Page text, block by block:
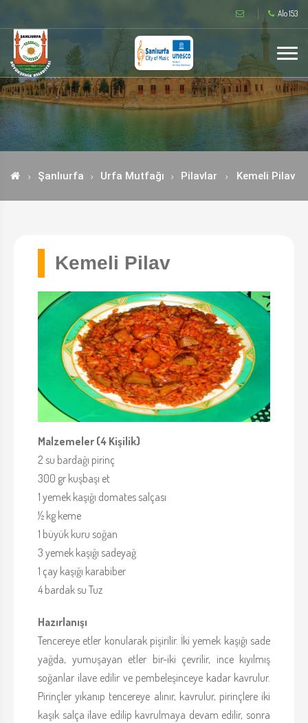
Alo 153
Şanlıurfa Urfa Mutfağı Pilavlar Kemeli Pilav
Kemeli Pilav
Malzemeler (4 Kişilik)
2 su bardağı pirinç
300 gr kuşbaşı et
1 yemek kaşığı domates salçası
½ kg keme
1 büyük kuru soğan
3 yemek kaşığı sadeyağ
1 çay kaşığı karabiber
4 bardak su Tuz
Hazırlanışı
Tencereye etler konularak pişirilir. İki yemek kaşığı sade
yağda, yumuşayan etler bir-iki çevrilir, ince kıyılmış
soğanlar ilave edilir ve pembeleşinceye kadar kavrulur.
Pirinçler yıkanıp tencereye alınır, kavrulur, pirinçlere iki
kaşık salça ilave edilip kavrulmaya devam edilir, sonra